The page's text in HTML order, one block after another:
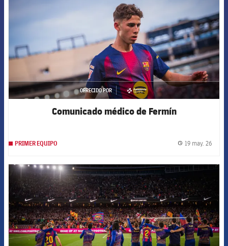
OFRECIDO POR
asistencia
Comunicado médico de Fermín
PRIMER EQUIPO 19 may. 26
FCB Barcelona badge